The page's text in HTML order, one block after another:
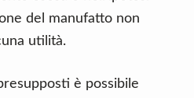
del manufatto non
utilità.
è possibile